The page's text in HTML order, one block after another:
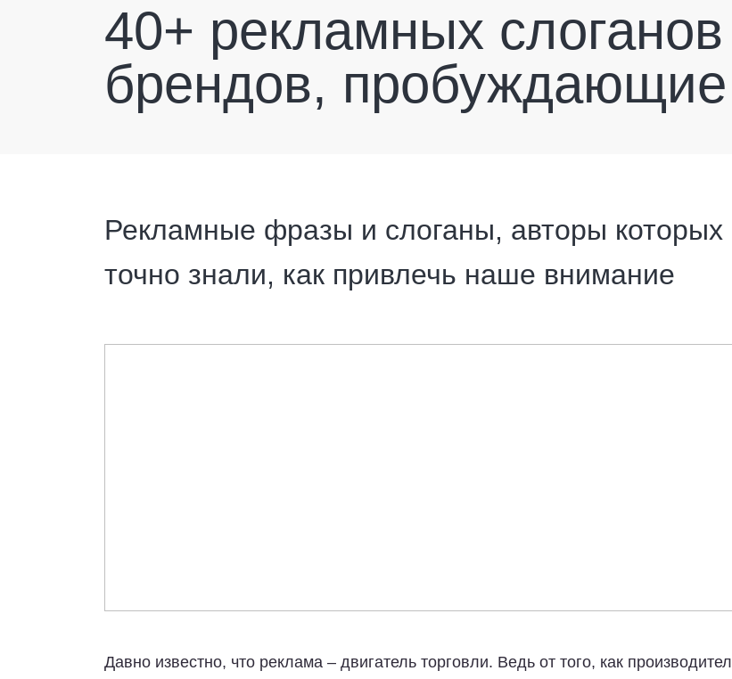
40+ рекламных
брендов,
Рекламные фразы и слоганы, авторы которых
точно знали, как привлечь наше внимание
Давно известно, что реклама – двигатель торговли. Ведь от того, как